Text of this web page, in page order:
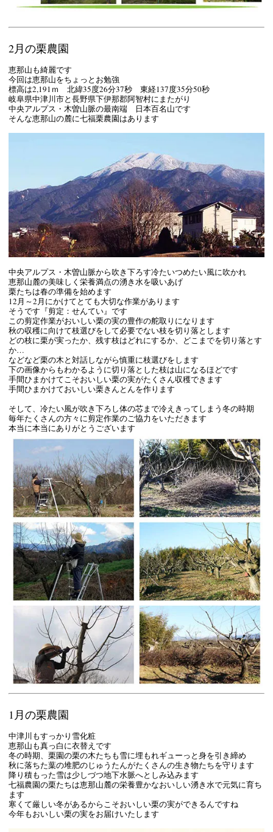
2月の栗農園
恵那山も綺麗です
今回は恵那山をちょっとお勉強
標高は2,191ｍ 北緯35度26分37秒 東経137度35分50秒
岐阜県中津川市と長野県下伊那郡阿智村にまたがり
中央アルプス・木曽山脈の最南端 日本百名山です
そんな恵那山の麓に七福栗農園はあります
中央アルプス・木曽山脈から吹き下ろす冷たいつめたい風に吹かれ
恵那山麓の美味しく栄養満点の湧き水を吸いあげ
栗たちは春の準備を始めます
12月～2月にかけてとても大切な作業があります
そうです『剪定：せんてい』です
この剪定作業がおいしい栗の実の豊作の舵取りになります
秋の収穫に向けて枝選びをして必要でない枝を切り落とします
どの枝に栗が実ったか、残す枝はどれにするか、どこまでを切り落とす
か…
などなど栗の木と対話しながら慎重に枝選びをします
下の画像からもわかるように切り落とした枝は山になるほどです
手間ひまかけてこそおいしい栗の実がたくさん収穫できます
手間ひまかけておいしい栗きんとんを作ります
そして、冷たい風が吹き下ろし体の芯まで冷えきってしまう冬の時期
毎年たくさんの方々に剪定作業のご協力をいただきます
本当に本当にありがとうございます
1月の栗農園
中津川もすっかり雪化粧
恵那山も真っ白に衣替えです
冬の時期、栗園の栗の木たちも雪に埋もれギューっと身を引き締め
秋に落ちた葉の堆肥のじゅうたんがたくさんの生き物たちを守ります
降り積もった雪は少しづつ地下水脈へとしみ込みます
七福農園の栗たちは恵那山麓の栄養豊かなおいしい湧き水で元気に育ち
ます
寒くて厳しい冬があるからこそおいしい栗の実ができるんですね
今年もおいしい栗の実をお届けいたします